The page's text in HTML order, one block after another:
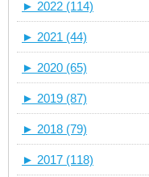
► 2022 (114)
► 2021 (44)
► 2020 (65)
► 2019 (87)
► 2018 (79)
► 2017 (118)